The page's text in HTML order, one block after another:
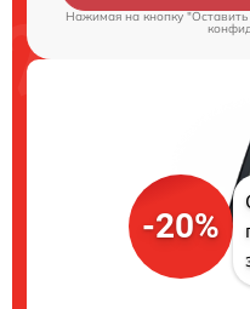
Нажимая на кнопку
-20%